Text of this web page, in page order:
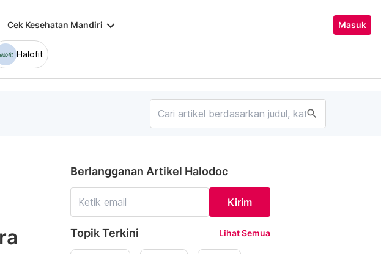
Cek Kesehatan Mandiri keyboard_arrow_down Masuk
Halofit
search
Berlangganan Artikel Halodoc
Kirim
Topik Terkini Lihat Semua